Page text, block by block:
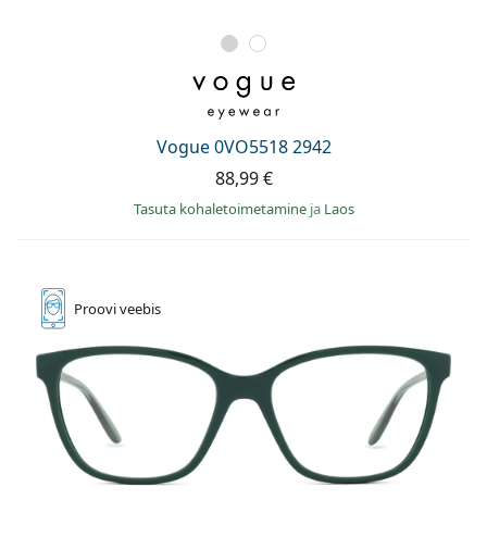
Vogue 0VO5518 2942
88,99 €
Tasuta kohaletoimetamine ja Laos
Prooviveebis